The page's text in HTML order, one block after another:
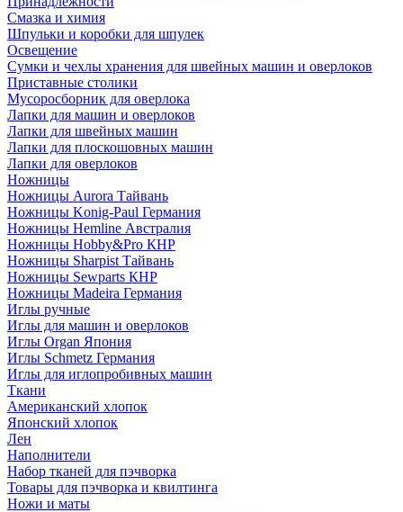
Смазка и химия
Шпульки и коробки для шпулек
Освещение
Сумки и чехлы хранения для швейных машин и оверлоков
Приставные столики
Мусоросборник для оверлока
Лапки для машин и оверлоков
Лапки для швейных машин
Лапки для плоскошовных машин
Лапки для оверлоков
Ножницы
Ножницы Aurora Тайвань
Ножницы Konig-Paul Германия
Ножницы Hemline Австралия
Ножницы Hobby&Pro КНР
Ножницы Sharpist Тайвань
Ножницы Sewparts КНР
Ножницы Madeira Германия
Иглы ручные
Иглы для машин и оверлоков
Иглы Organ Япония
Иглы Schmetz Германия
Иглы для иглопробивных машин
Ткани
Американский хлопок
Японский хлопок
Лен
Наполнители
Набор тканей для пэчворка
Товары для пэчворка и квилтинга
Ножи и маты